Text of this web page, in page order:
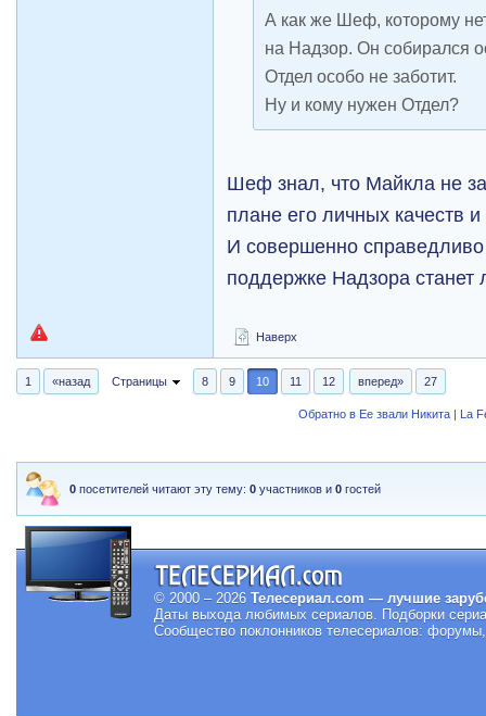
А как же Шеф, которому
на Надзор. Он собирался
Отдел особо не заботит.
Ну и кому нужен Отдел?
Шеф знал, что Майкла не
плане его личных качеств
И совершенно
поддержке Надзора станет
Наверх
1 «назад Страницы 8 9 10 11 12 вперед» 27
Обратно в Ее звали Никита | La
0 посетителей читают эту тему:0 участников и0 гостей
© 2000 – 2026 Телесериал.com — лучшие
Даты выхода любимых сериалов. Подборки
Сообщество поклонников телесериалов: